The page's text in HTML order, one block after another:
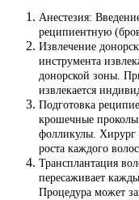
Анестезия:
реципиентную
Извлечение
инструмента
донорской зоны.
извлекается
Подготовка
крошечные
фолликулы. Хирург
роста каждого
Трансплантация
пересаживает
Процедура может